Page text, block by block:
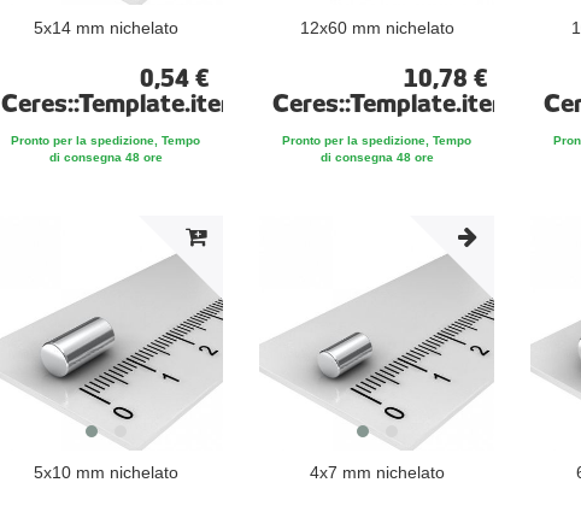
5x14 mm nichelato
0,54 €
Ceres::Template.itemFootnote
Pronto per la spedizione, Tempo
di consegna 48 ore
12x60 mm nichelato
10,78 €
Pronto per la spedizione, Tempo
di consegna 48 ore
5x10 mm nichelato 4x7 mm nichelato